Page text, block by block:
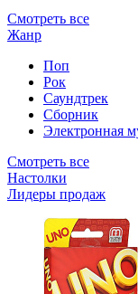
Смотреть все
Жанр
Поп
Рок
Саундтрек
Сборник
Электронная
Смотреть все
Настолки
Лидеры продаж